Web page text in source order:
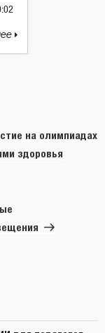
на олимпиадах
здоровья